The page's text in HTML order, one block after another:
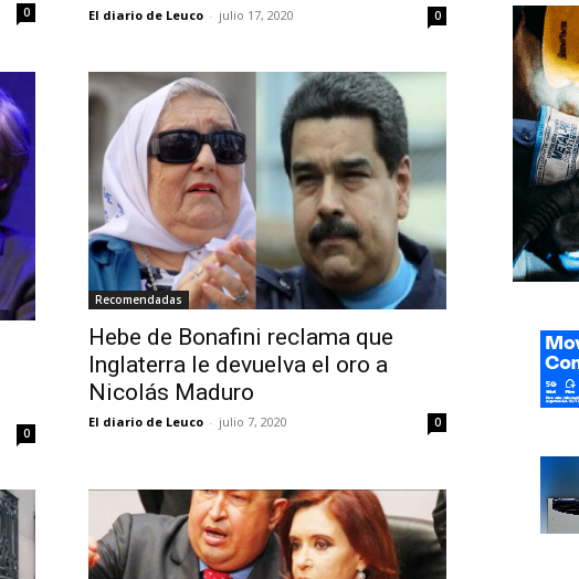
0 El diario de Leuco - julio 17, 2020 0
0
Recomendadas
Hebe de Bonafini reclama que
Inglaterra le devuelva el oro a
Nicolás Maduro
El diario de Leuco - julio 7, 2020 0